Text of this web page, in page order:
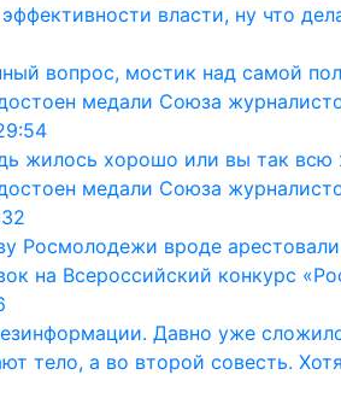
власти, ну что
вопрос, мостик над самой
медали Союза
жилось хорошо или вы так
медали Союза
Росмолодежи вроде
на Всероссийский конкурс
Давно уже
тело, а во второй совесть.